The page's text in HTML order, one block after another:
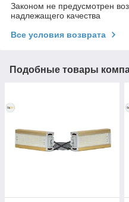
Законом не предусмотрен
надлежащего качества
Все условия возврата
Подобные товары